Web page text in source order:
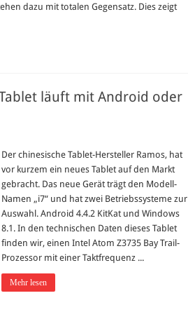
dazu mit totalen Gegensatz. Dies zeigt
läuft mit Android oder
Der chinesische Tablet-Hersteller Ramos, hat
vor kurzem ein neues Tablet auf den Markt
gebracht. Das neue Gerät trägt den Modell-
Namen „i7“ und hat zwei Betriebssysteme zur
Auswahl. Android 4.4.2 KitKat und Windows
8.1. In den technischen Daten dieses Tablet
finden wir, einen Intel Atom Z3735 Bay Trail-
Prozessor mit einer Taktfrequenz ...
Mehr lesen